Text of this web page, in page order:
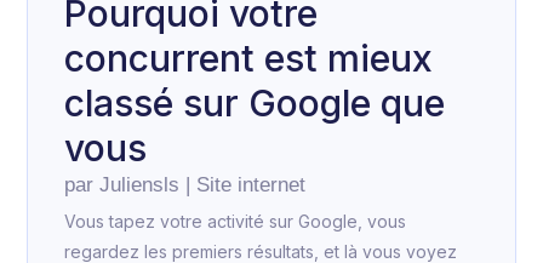
Pourquoi votre
concurrent est mieux
classé sur Google que
vous
parJuliensls | Site internet
Vous tapez votre activité sur Google, vous
regardez les premiers résultats, et là vous voyez